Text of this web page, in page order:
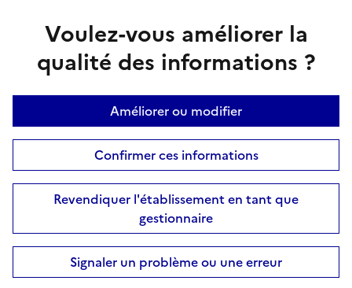
Voulez-vous améliorer la
qualité des informations ?
Améliorer ou modifier
Confirmer ces informations
Revendiquer l'établissement en tant que
gestionnaire
Signaler un problème ou une erreur